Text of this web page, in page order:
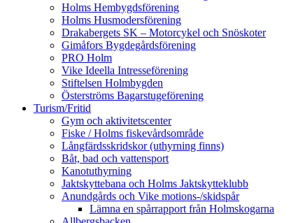
Holms Hembygdsförening
Holms Husmodersförening
Drakabergets SK – Motorcykel och Snöskoter
Gimåfors Bygdegårdsförening
PRO Holm
Vike Ideella Intresseförening
Stiftelsen Holmbygden
Österströms Bagarstugeförening
Turism/Fritid
Gym och aktivitetscenter
Fiske / Holms fiskevårdsområde
Långfärdsskridskor (uthyrning finns)
Båt, bad och vattensport
Kanotuthyrning
Jaktskyttebana och Holms Jaktskytteklubb
Anundgårds och Vike motions-/skidspår
Lämna en spårrapport från Holmskogarna